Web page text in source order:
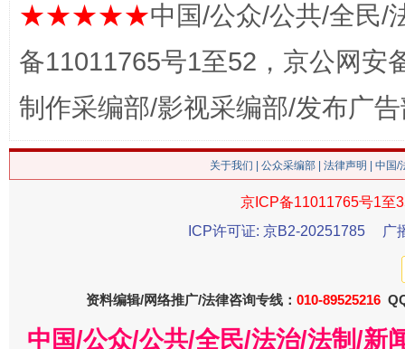
魏明亮
★★★★★中国/公众/公共/全民/
备11011765号1至52，京公网安
制作采编部/影视采编部/发布广
关于我们 公众采编部 法律声明 | 中国
京ICP备11011765号1至
ICP许可证: 京B2-20251785
广
资料编辑/网络推广/法律咨询专线： 010-89525216
中国/公众/公共/全民/法治/法制/新